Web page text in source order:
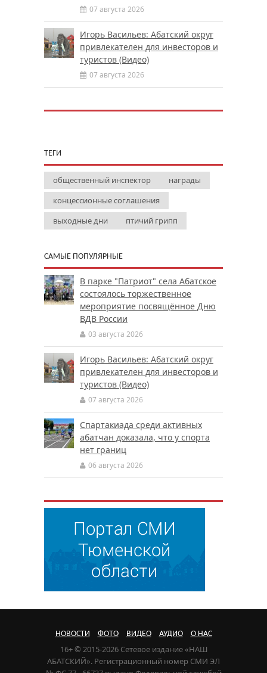
07 августа 2026
Игорь Васильев: Абатский округ
привлекателен для инвесторов и
туристов (Видео)
07 августа 2026
ТЕГИ
общественный инспектор
награды
концессионные соглашения
выходные дни
птичий грипп
САМЫЕ ПОПУЛЯРНЫЕ
В парке "Патриот" села Абатское
состоялось торжественное
мероприятие посвящённое Дню
ВДВ России
03 августа 2026
Игорь Васильев: Абатский округ
привлекателен для инвесторов и
туристов (Видео)
07 августа 2026
Спартакиада среди активных
абатчан доказала, что у спорта
нет границ
06 августа 2026
НОВОСТИ ФОТО ВИДЕО АУДИО О НАС
16+ © 2015-2026 Сетевое издание «НАШ
АБАТСКИЙ». Регистрационный номер СМИ ЭЛ